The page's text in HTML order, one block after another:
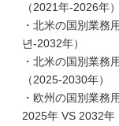
（2021年-2026年）
・北米の国別業務
년-2032年）
・北米の国別業務
（2025-2030年）
・欧州の国別業務
2025年 VS 2032年